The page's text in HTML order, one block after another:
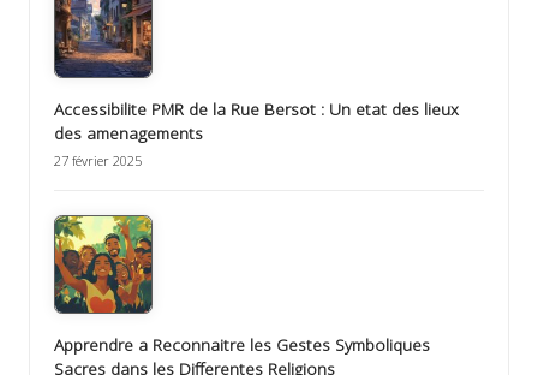
Accessibilite PMR de la Rue Bersot : Un etat des lieux
des amenagements
27 février 2025
Apprendre a Reconnaitre les Gestes Symboliques
Sacres dans les Differentes Religions